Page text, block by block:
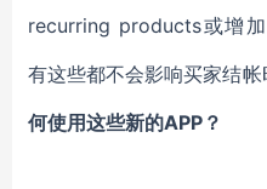
recurring products或增
有这些都不会影响买家结帐
何使用这些新的APP？